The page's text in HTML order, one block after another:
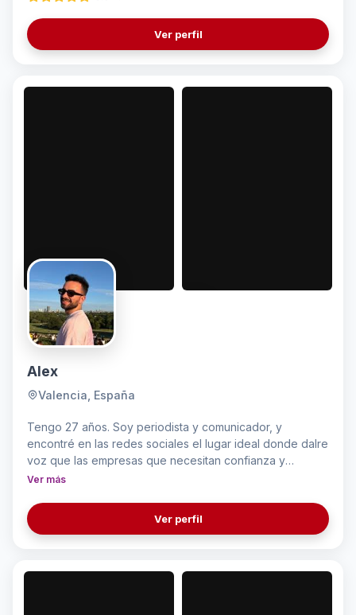
proceso: idea, guion, grabación y edición, adaptando
cada pieza a las necesidades de redes sociales y
publicidad.
Ver perfil
Alex
Valencia, España
Tengo 27 años. Soy periodista y comunicador, y
encontré en las redes sociales el lugar ideal donde dalre
voz que las empresas que necesitan confianza y
dinamismo en sus contenidos. Me siento cómodo
comunicar y la forma de editar a aquello que se quiere
transmitir.
Ver más
Ver perfil